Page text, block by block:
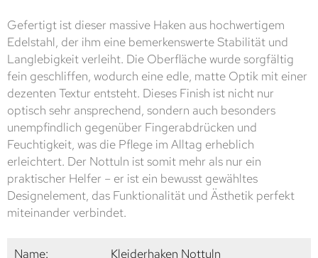
Gefertigt ist dieser massive Haken aus hochwertigem
Edelstahl, der ihm eine bemerkenswerte Stabilität und
Langlebigkeit verleiht. Die Oberfläche wurde sorgfältig
fein geschliffen, wodurch eine edle, matte Optik mit einer
dezenten Textur entsteht. Dieses Finish ist nicht nur
optisch sehr ansprechend, sondern auch besonders
unempfindlich gegenüber Fingerabdrücken und
Feuchtigkeit, was die Pflege im Alltag erheblich
erleichtert. Der Nottuln ist somit mehr als nur ein
praktischer Helfer – er ist ein bewusst gewähltes
Designelement, das Funktionalität und Ästhetik perfekt
miteinander verbindet.
Name:
Kleiderhaken Nottuln